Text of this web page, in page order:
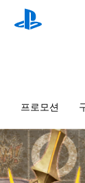
프로모션